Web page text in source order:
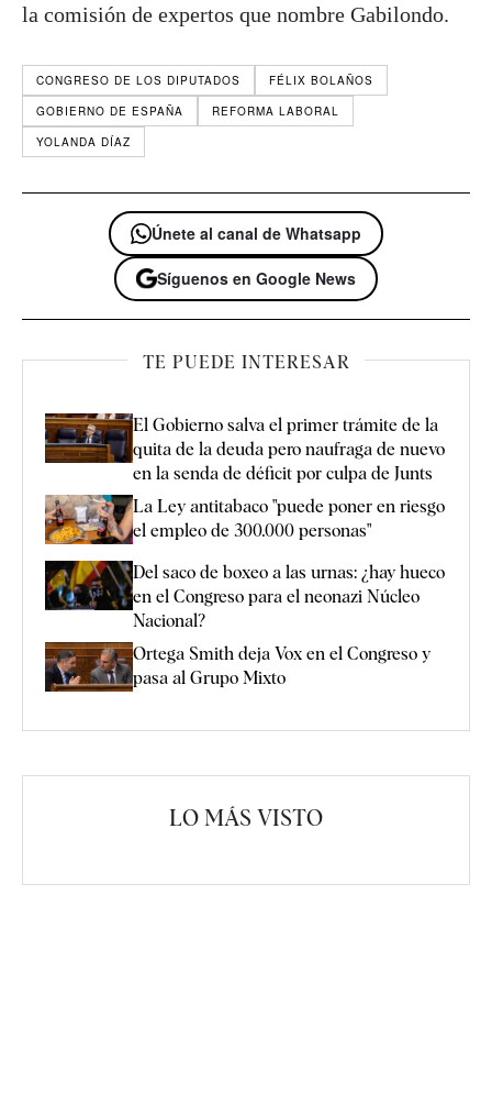
la comisión de expertos que nombre Gabilondo.
CONGRESO DE LOS DIPUTADOS
FÉLIX BOLAÑOS
GOBIERNO DE ESPAÑA
REFORMA LABORAL
YOLANDA DÍAZ
Únete al canal de Whatsapp
Síguenos en Google News
TE PUEDE INTERESAR
El Gobierno salva el primer trámite de la
quita de la deuda pero naufraga de nuevo
en la senda de déficit por culpa de Junts
La Ley antitabaco "puede poner en riesgo
el empleo de 300.000 personas"
Del saco de boxeo a las urnas: ¿hay hueco
en el Congreso para el neonazi Núcleo
Nacional?
Ortega Smith deja Vox en el Congreso y
pasa al Grupo Mixto
LO MÁS VISTO